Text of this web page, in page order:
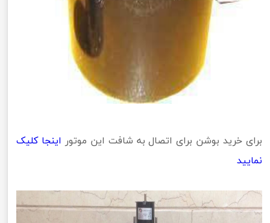
برای خرید بوشن برای اتصال به شافت این موتور اینجا کلیک
نمایید